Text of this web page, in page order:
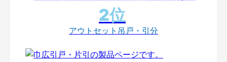
アウトセット吊戸・引分